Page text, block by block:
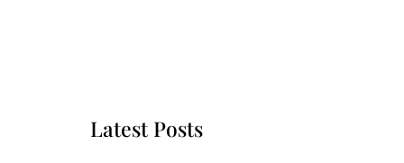
Latest Posts